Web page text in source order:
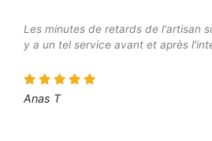
Les minutes de retards de l'artisan
y a un tel service avant et après
Anas T